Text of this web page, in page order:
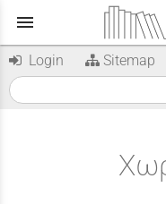
menu
Login Sitemap